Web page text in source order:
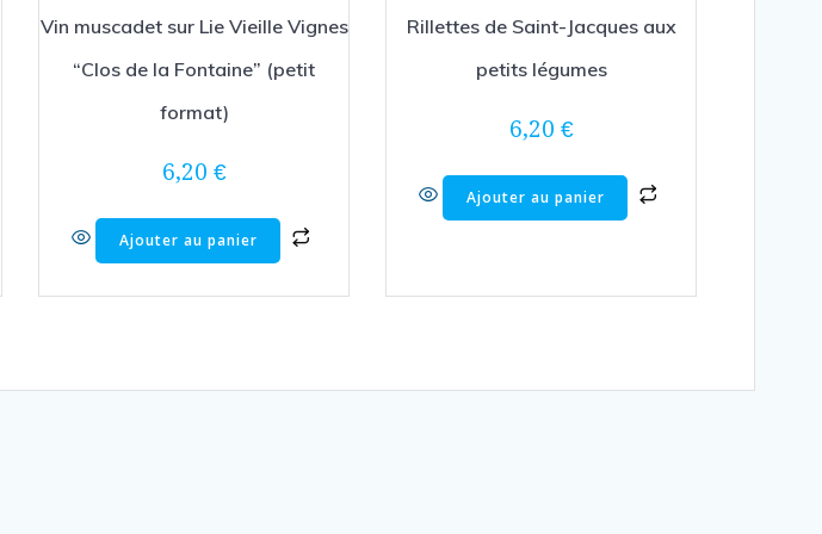
Vin muscadet sur Lie Vieille Vignes
“Clos de la Fontaine” (petit
format)
6,20 €
Ajouter au panier
Rillettes de Saint-Jacques aux
petits légumes
6,20 €
Ajouter au panier